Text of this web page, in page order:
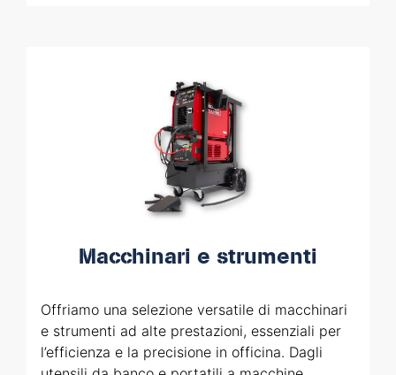
Macchinari e strumenti
Offriamo una selezione versatile di macchinari
e strumenti ad alte prestazioni, essenziali per
l’efficienza e la precisione in officina. Dagli